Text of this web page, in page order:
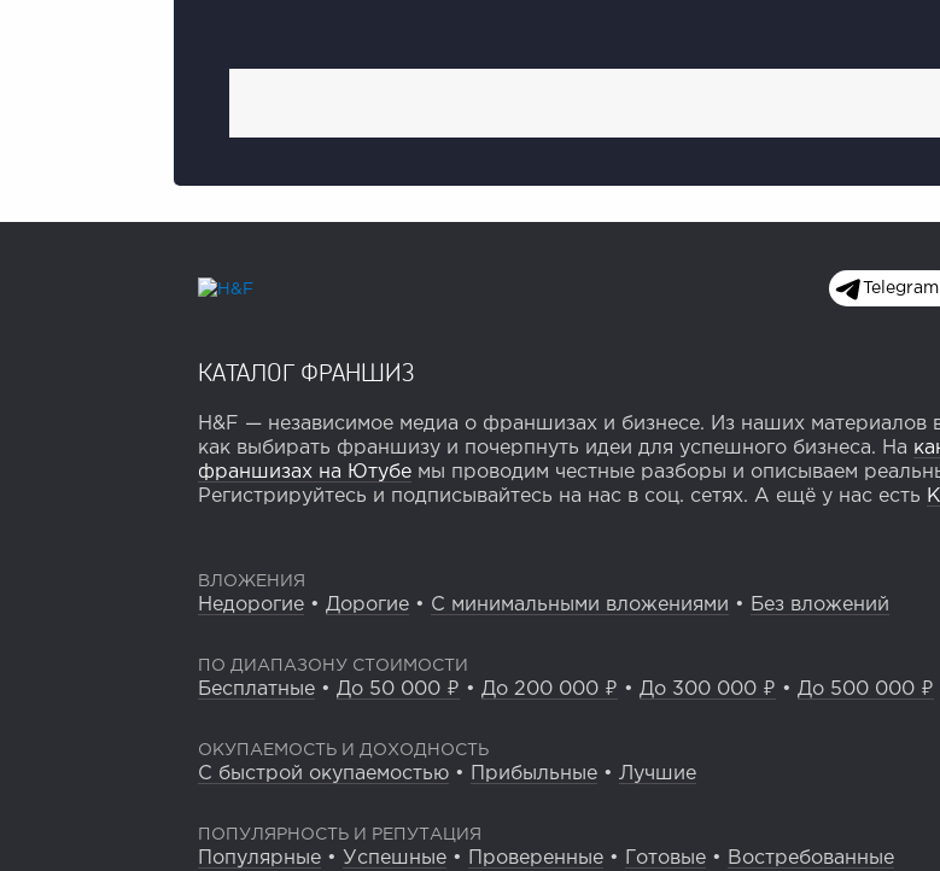
Telegram
КАТАЛОГ ФРАНШИЗ
H&F — независимое медиа о франшизах и бизнесе. Из наших материалов
как выбирать франшизу и почерпнуть идеи для успешного бизнеса. На
франшизах на Ютубе мы проводим честные разборы и описываем
Регистрируйтесь и подписывайтесь на нас в соц. сетях. А ещё у нас есть
ВЛОЖЕНИЯ
Недорогие • Дорогие • С минимальными вложениями • Без вложений
ПО ДИАПАЗОНУ СТОИМОСТИ
Бесплатные • До 50 000 ₽ • До 200 000 ₽ • До 300 000 ₽ • До 500 000 ₽
ОКУПАЕМОСТЬ И ДОХОДНОСТЬ
С быстрой окупаемостью • Прибыльные • Лучшие
ПОПУЛЯРНОСТЬ И РЕПУТАЦИЯ
Популярные • Успешные • Проверенные • Готовые • Востребованные